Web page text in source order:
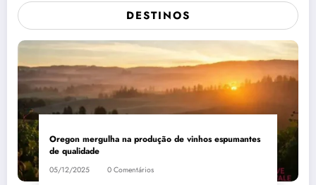
DESTINOS
Oregon mergulha na produção de vinhos espumantes
de qualidade
05/12/2025 0 Comentários